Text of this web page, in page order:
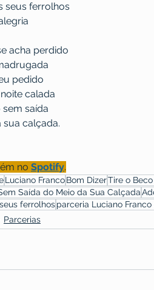
seus ferrolhos
acha perdido
pedido
calada
saída
sua calçada.
no Spotify.
Luciano FrancoBom DizerTire o
Saída do Meio da Sua Calçada
ferrolhosparceria Luciano
Parcerias